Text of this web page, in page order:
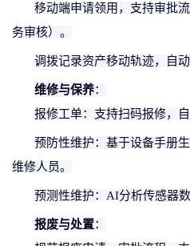
移动端申请领用，支持审批
务审核）。
调拨记录资产移动轨迹，自
维修与保养：
报修工单：支持扫码报修，
预防性维护：基于设备手册
维修人员。
预测性维护： AI分析传感器
报废与处置：